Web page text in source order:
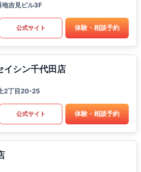
吉見ビル3F
公式サイト 体験・相談予約
イシン千代田店
2丁目20-25
公式サイト 体験・相談予約